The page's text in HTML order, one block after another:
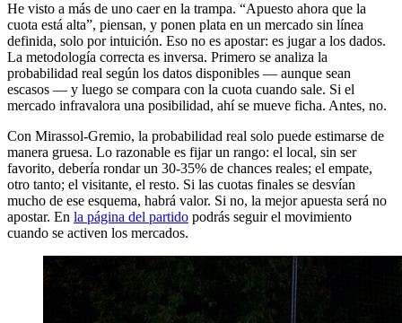
He visto a más de uno caer en la trampa. “Apuesto ahora que la
cuota está alta”, piensan, y ponen plata en un mercado sin línea
definida, solo por intuición. Eso no es apostar: es jugar a los dados.
La metodología correcta es inversa. Primero se analiza la
probabilidad real según los datos disponibles — aunque sean
escasos — y luego se compara con la cuota cuando sale. Si el
mercado infravalora una posibilidad, ahí se mueve ficha. Antes, no.
Con Mirassol-Gremio, la probabilidad real solo puede estimarse de
manera gruesa. Lo razonable es fijar un rango: el local, sin ser
favorito, debería rondar un 30-35% de chances reales; el empate,
otro tanto; el visitante, el resto. Si las cuotas finales se desvían
mucho de ese esquema, habrá valor. Si no, la mejor apuesta será no
apostar. En la página del partido podrás seguir el movimiento
cuando se activen los mercados.